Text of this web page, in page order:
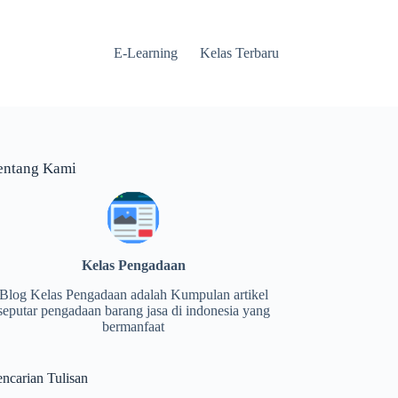
E-Learning Kelas Terbaru
Kami
Kelas Pengadaan
Kelas Pengadaan adalah Kumpulan artikel
pengadaan barang jasa di indonesia yang
bermanfaat
Tulisan